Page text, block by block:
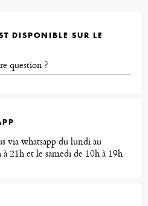
DISPONIBLE SUR LE
question ?
via whatsapp du lundi au
21h et le samedi de 10h à 19h